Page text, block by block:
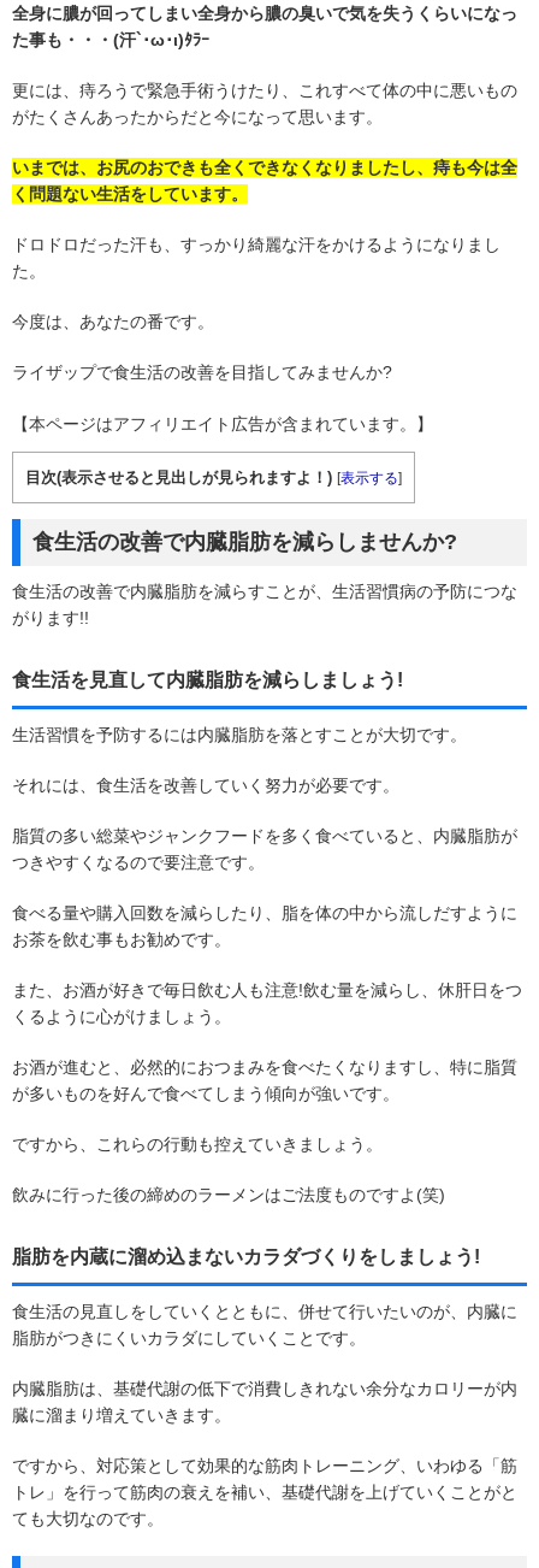
全身に膿が回ってしまい全身から膿の臭いで気を失うくらいになっ
た事も・・・(汗`･ω･ι)ﾀﾗｰ
更には、痔ろうで緊急手術うけたり、これすべて体の中に悪いもの
がたくさんあったからだと今になって思います。
いまでは、お尻のおできも全くできなくなりましたし、痔も今は全
く問題ない生活をしています。
ドロドロだった汗も、すっかり綺麗な汗をかけるようになりまし
た。
今度は、あなたの番です。
ライザップで食生活の改善を目指してみませんか?
【本ページはアフィリエイト広告が含まれています。】
目次(表示させると見出しが見られますよ！) [表示する]
食生活の改善で内臓脂肪を減らしませんか?
食生活の改善で内臓脂肪を減らすことが、生活習慣病の予防につな
がります!!
食生活を見直して内臓脂肪を減らしましょう!
生活習慣を予防するには内臓脂肪を落とすことが大切です。
それには、食生活を改善していく努力が必要です。
脂質の多い総菜やジャンクフードを多く食べていると、内臓脂肪が
つきやすくなるので要注意です。
食べる量や購入回数を減らしたり、脂を体の中から流しだすように
お茶を飲む事もお勧めです。
また、お酒が好きで毎日飲む人も注意!飲む量を減らし、休肝日をつ
くるように心がけましょう。
お酒が進むと、必然的におつまみを食べたくなりますし、特に脂質
が多いものを好んで食べてしまう傾向が強いです。
ですから、これらの行動も控えていきましょう。
飲みに行った後の締めのラーメンはご法度ものですよ(笑)
脂肪を内蔵に溜め込まないカラダづくりをしましょう!
食生活の見直しをしていくとともに、併せて行いたいのが、内臓に
脂肪がつきにくいカラダにしていくことです。
内臓脂肪は、基礎代謝の低下で消費しきれない余分なカロリーが内
臓に溜まり増えていきます。
ですから、対応策として効果的な筋肉トレーニング、いわゆる「筋
トレ」を行って筋肉の衰えを補い、基礎代謝を上げていくことがと
ても大切なのです。